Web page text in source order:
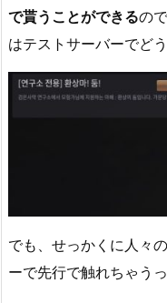
で貰うことができるの
はテストサーバーでどう
でも、せっかくに人々
ーで先行で触れちゃう